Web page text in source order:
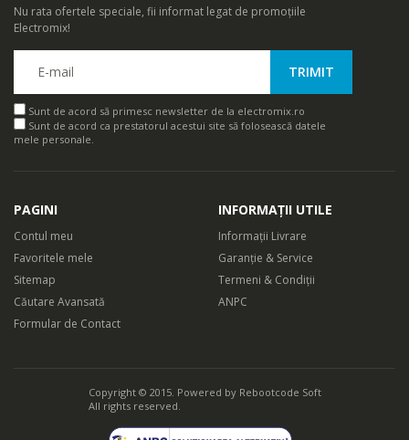
Nu rata ofertele speciale, fii informat legat de promoțiile
Electromix!
Sunt de acord să primesc newsletter de la electromix.ro
Sunt de acord ca prestatorul acestui site să folosească datele
mele personale.
PAGINI
Contul meu
Favoritele mele
Sitemap
Căutare Avansată
Formular de Contact
INFORMAȚII UTILE
Informații Livrare
Garanție & Service
Termeni & Condiții
ANPC
Copyright © 2015. Powered by Rebootcode Soft
All rights reserved.